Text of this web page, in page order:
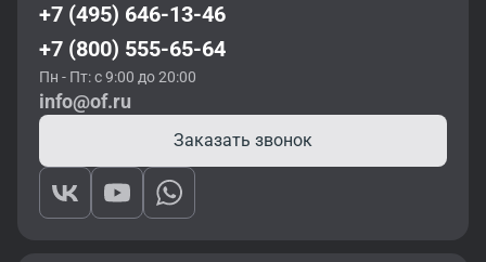
+7 (495) 646-13-46
+7 (800) 555-65-64
Пн - Пт: с 9:00 до 20:00
info@of.ru
Заказать звонок